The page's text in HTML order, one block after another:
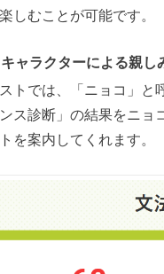
しむことが可能です。
ャラクターによる親し
トでは、「ニョコ」
ス診断」の結果をニ
を案内してくれます。